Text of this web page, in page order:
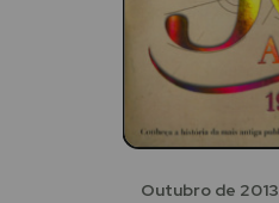
Outubro de 2013